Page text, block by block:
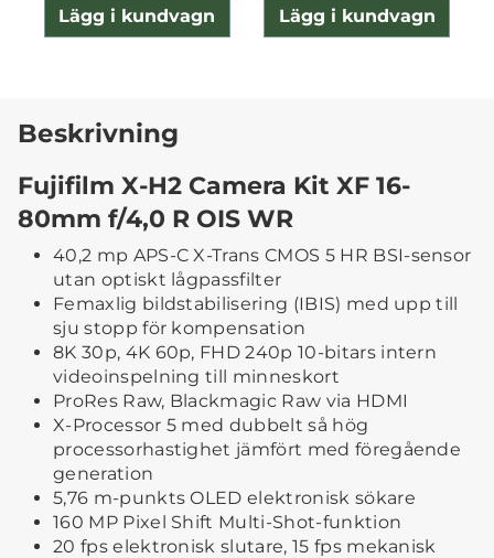
Lägg i kundvagn Lägg i kundvagn
Beskrivning
Fujifilm X-H2 Camera Kit XF 16-
80mm f/4,0 R OIS WR
40,2 mp APS-C X-Trans CMOS 5 HR BSI-sensor
utan optiskt lågpassfilter
Femaxlig bildstabilisering (IBIS) med upp till
sju stopp för kompensation
8K 30p, 4K 60p, FHD 240p 10-bitars intern
videoinspelning till minneskort
ProRes Raw, Blackmagic Raw via HDMI
X-Processor 5 med dubbelt så hög
processorhastighet jämfört med föregående
generation
5,76 m-punkts OLED elektronisk sökare
160 MP Pixel Shift Multi-Shot-funktion
20 fps elektronisk slutare, 15 fps mekanisk